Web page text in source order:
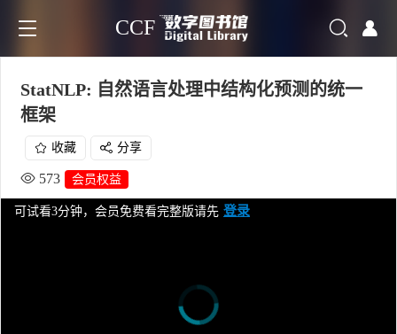
CCF
StatNLP: 自然语言处理中结构化预测的统一
框架
收藏 分享
573 会员权益
可试看3分钟，会员免费看完整版请先 登录